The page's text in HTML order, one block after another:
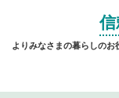
よりみなさまの暮らしの